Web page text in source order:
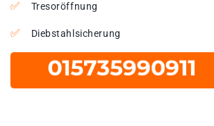
Tresoröffnung
Diebstahlsicherung